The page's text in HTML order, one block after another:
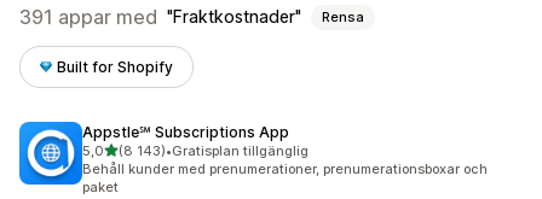
391 appar med Fraktkostnader Rensa
Built for Shopify
Appstle℠ Subscriptions App
5,0av 5 stjärnor
(8 143)
8143 recensioner totalt
•Gratisplan tillgänglig
Behåll kunder med prenumerationer, prenumerationsboxar och
paket